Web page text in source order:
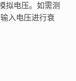
拟电压。如需测
入电压进行衰